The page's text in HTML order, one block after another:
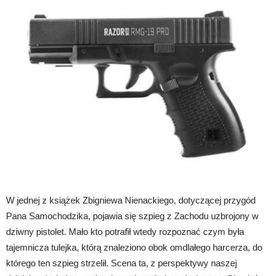
W jednej z książek Zbigniewa Nienackiego, dotyczącej przygód
Pana Samochodzika, pojawia się szpieg z Zachodu uzbrojony w
dziwny pistolet. Mało kto potrafił wtedy rozpoznać czym była
tajemnicza tulejka, którą znaleziono obok omdlałego harcerza, do
którego ten szpieg strzelił. Scena ta, z perspektywy naszej